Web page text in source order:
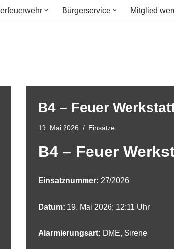
Bürgerservice Mitglied
B4 – Feuer
19. Mai 2026 Einsätze
B4 – Feuer
Einsatznummer: 27/2026
Datum: 19. Mai 2026; 12:11 Uhr
Alarmierungsart: DME, Sirene